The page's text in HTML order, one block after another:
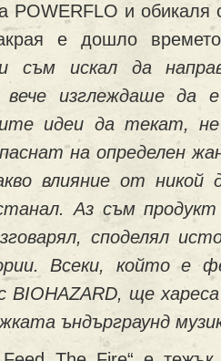
POWERFLO и обикаля
е дошло
съм искал да
изглеждаше да
идеи да текат,
на определен
влияние от никой
Аз съм продукт
споделял
Всеки, който е
BIOHAZARD, ще
ъндърграунд